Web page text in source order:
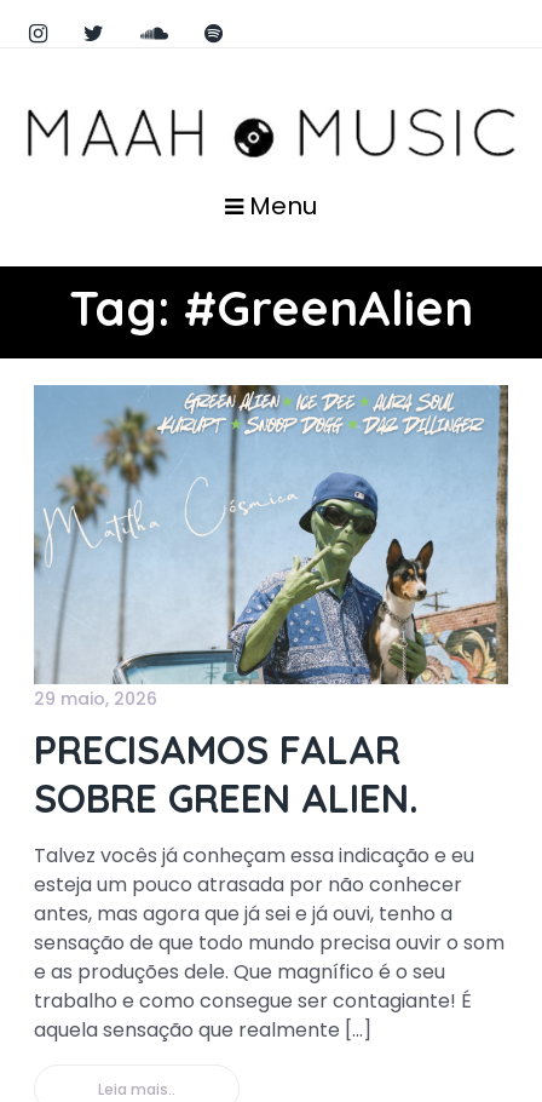
Menu
Tag: #GreenAlien
29 maio, 2026
PRECISAMOS FALAR
SOBRE GREEN ALIEN.
Talvez vocês já conheçam essa indicação e eu
esteja um pouco atrasada por não conhecer
antes, mas agora que já sei e já ouvi, tenho a
sensação de que todo mundo precisa ouvir o som
e as produções dele. Que magnífico é o seu
trabalho e como consegue ser contagiante! É
aquela sensação que realmente […]
Leia mais..